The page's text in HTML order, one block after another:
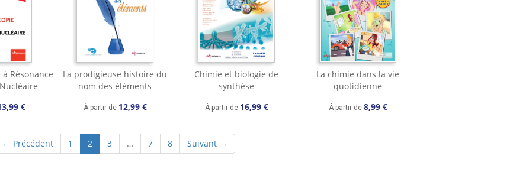
Résonance
€
La prodigieuse histoire du
nom des éléments
À partir de 12,99 €
Chimie et biologie de
synthèse
À partir de 16,99 €
La chimie dans la vie
quotidienne
À partir de 8,99 €
← Précédent 1 2 (current)
3 … 7 8 Suivant →